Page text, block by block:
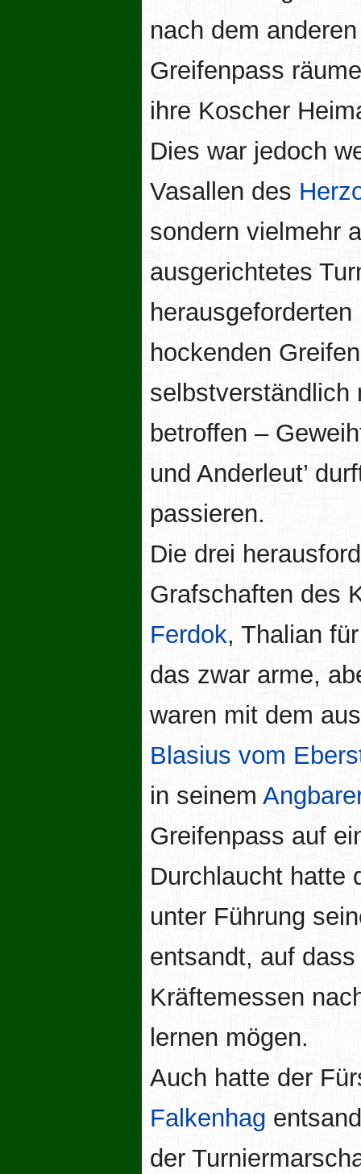
nach dem
Greifenpass
ihre Koscher
Dies war jedoch
Vasallen des
sondern vielmehr
ausgerichtetes
hockenden
selbstverständlich
betroffen –
und Anderleut’
passieren.
Die drei
Grafschaften des
Ferdok, Thalian
das zwar arme,
waren mit dem
Blasius vom
in seinem
Greifenpass auf
Durchlaucht hatte
unter Führung
entsandt, auf
Kräftemessen
lernen mögen.
Auch hatte der
Falkenhag
der